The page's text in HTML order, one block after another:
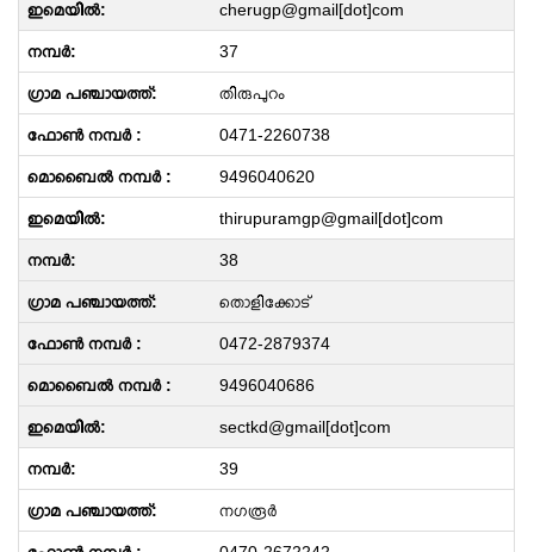
cherugp@gmail[dot]com
37
തിരുപുറം
0471-2260738
9496040620
thirupuramgp@gmail[dot]com
38
തൊളിക്കോട്
0472-2879374
9496040686
sectkd@gmail[dot]com
39
നഗരൂർ